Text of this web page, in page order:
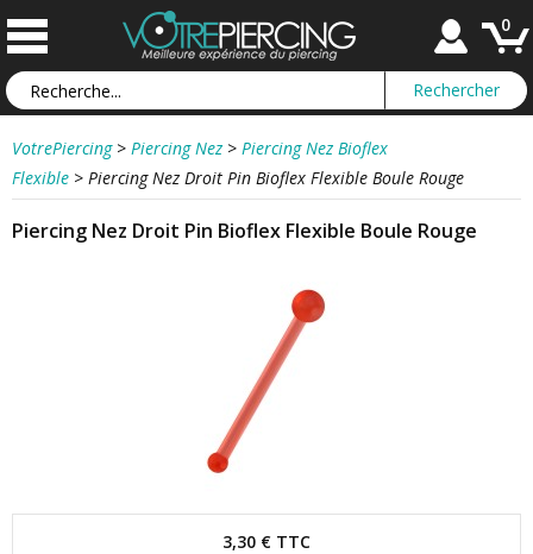
0
VotrePiercing > Piercing Nez > Piercing Nez Bioflex
Flexible > Piercing Nez Droit Pin Bioflex Flexible Boule Rouge
Piercing Nez Droit Pin Bioflex Flexible Boule Rouge
3,30 € TTC